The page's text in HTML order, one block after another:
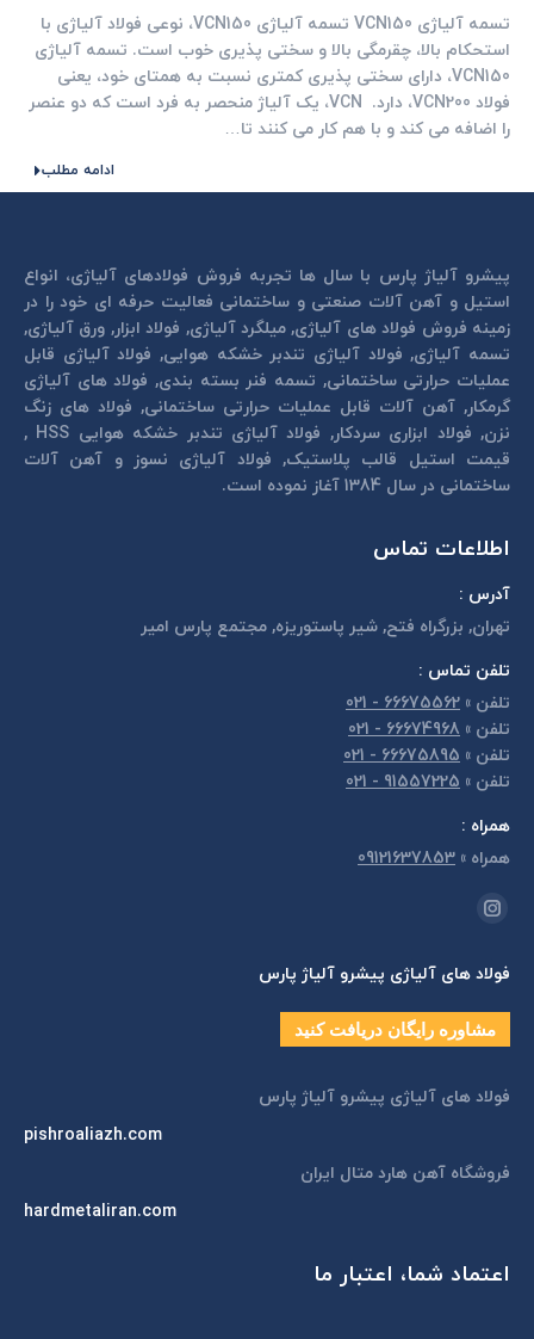
تسمه آلیاژی VCN150 تسمه آلیاژی VCN150، نوعی فولاد آلیاژی با
استحکام بالا، چقرمگی بالا و سختی پذیری خوب است. تسمه آلیاژی
VCN150، دارای سختی پذیری کمتری نسبت به همتای خود، یعنی
فولاد VCN200، دارد. VCN، یک آلیاژ منحصر به فرد است که دو عنصر
را اضافه می کند و با هم کار می کنند تا…
ادامه مطلب
پیشرو آلیاژ پارس با سال ها تجربه فروش فولادهای آلیاژی، انواع
استیل و آهن آلات صنعتی و ساختمانی فعالیت حرفه ای خود را در
زمینه فروش فولاد های آلیاژی, میلگرد آلیاژی, فولاد ابزار, ورق آلیاژی,
تسمه آلیاژی, فولاد آلیاژی تندبر خشكه هوايی, فولاد آلیاژی قابل
عمليات حرارتی ساختمانی, تسمه فنر بسته بندی, فولاد های آلیاژی
گرمكار, آهن آلات قابل عمليات حرارتی ساختمانی, فولاد های زنگ
نزن, فولاد ابزاری سردكار, فولاد آلیاژی تندبر خشكه هوايی HSS ,
قیمت استیل قالب پلاستيک, فولاد آلیاژی نسوز و آهن آلات
ساختمانی در سال 1384 آغاز نموده است.
اطلاعات تماس
آدرس :
تهران, بزرگراه فتح, شير پاستوريزه, مجتمع پارس امير
تلفن تماس :
تلفن »
66675562 - 021
تلفن »
66674968 - 021
تلفن »
66675895 - 021
تلفن »
91557225 - 021
همراه :
همراه »
09121637853
مارا در اینجا پیدا کنید:
اینستاگرام
opens
in
new
فولاد های آلیاژی پیشرو آلیاژ پارس
مشاوره رایگان دریافت کنید
فولاد های آلیاژی پیشرو آلیاژ پارس
pishroaliazh.com
فروشگاه آهن هارد متال ایران
hardmetaliran.com
اعتماد شما، اعتبار ما